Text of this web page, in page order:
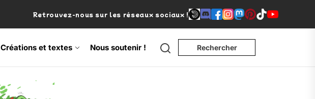
Retrouvez-nous sur les réseaux sociaux !
Créations et textes Nous soutenir ! Search Rechercher